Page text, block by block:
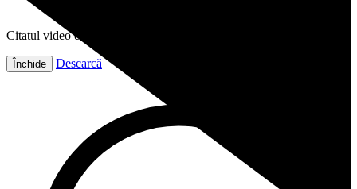
Citatul video este gata!
Închide Descarcă